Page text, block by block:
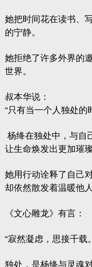
她把时间花在读书、
的宁静。
她拒绝了许多外界的
世界。
叔本华说：
“只有当一个人独处的
杨绛在独处中，与自
让生命焕发出更加璀
她用行动诠释了自己
却依然散发着温暖他
《文心雕龙》 有言：
“寂然凝虑，思接千载
独处，是杨绛与灵魂